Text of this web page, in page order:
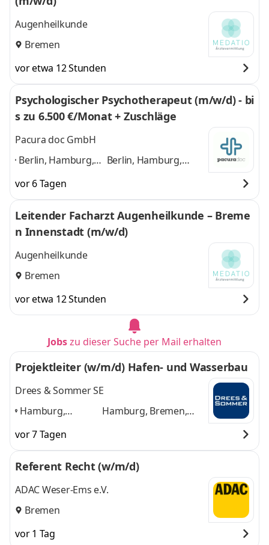
Bonn,
Augenheilkunde
Bremen
vor etwa 12 Stunden
Psychologischer Psychotherapeut (m/w/d) - bi
s zu 6.500 €/Monat + Zuschläge
Pacura doc GmbH
Berlin, Hamburg,
Frankfurt am Main,
Düsseldorf,
Stuttgart, Leipzig,
Bremen, Essen
Berlin, Hamburg,
Düsseldorf, Stuttgart,
Leipzig, Bremen,
Essen
vor 6 Tagen
Leitender Facharzt Augenheilkunde – Breme
n Innenstadt (m/w/d)
Augenheilkunde
Bremen
vor etwa 12 Stunden
Jobszu dieser Suche per Mail erhalten
Projektleiter (w/m/d) Hafen- und Wasserbau
Drees & Sommer SE
Hamburg,
Hannover, Berlin,
Köln, Leipzig,
Hamburg, Bremen,
vor 7 Tagen
Referent Recht (w/m/d)
ADAC Weser-Ems e.V.
Bremen
vor 1 Tag